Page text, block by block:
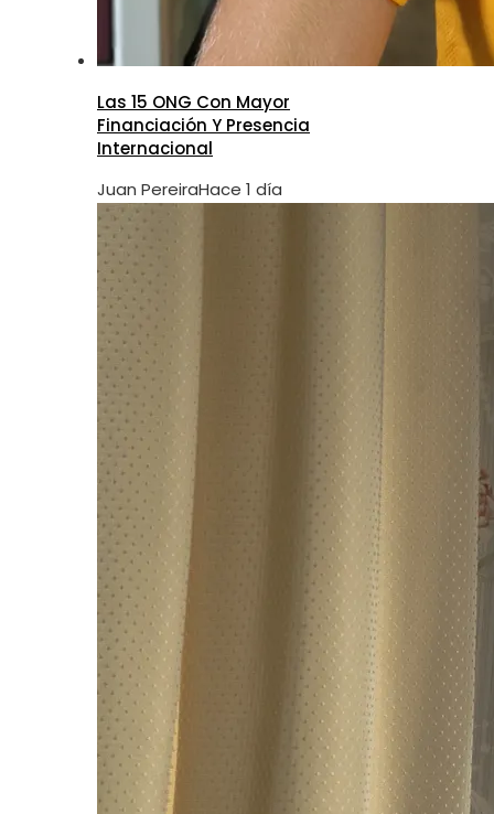
Las 15 ONG Con Mayor
Financiación Y Presencia
Internacional
Juan PereiraHace 1 día